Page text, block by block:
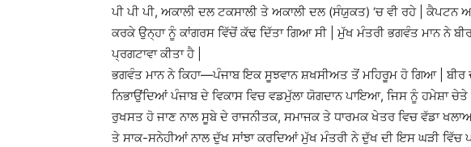
ਪੀ ਪੀ ਪੀ, ਅਕਾਲੀ ਦਲ ਟਕਸਾਲੀ ਤੇ ਅਕਾਲੀ ਦਲ (ਸੰਯੁਕਤ) ‘ਚ ਵੀ ਰਹੇ | ਕੈਪਟਨ
ਕਰਕੇ ਉਨ੍ਹਾ ਨੂੰ ਕਾਂਗਰਸ ਵਿੱਚੋਂ ਕੱਢ ਦਿੱਤਾ ਗਿਆ ਸੀ | ਮੁੱਖ ਮੰਤਰੀ ਭਗਵੰਤ ਮਾਨ ਨੇ
ਪ੍ਰਗਟਾਵਾ ਕੀਤਾ ਹੈ |
ਭਗਵੰਤ ਮਾਨ ਨੇ ਕਿਹਾ—ਪੰਜਾਬ ਇਕ ਸੂਝਵਾਨ ਸ਼ਖਸੀਅਤ ਤੋਂ ਮਹਿਰੂਮ ਹੋ ਗਿਆ |
ਨਿਭਾਉਂਦਿਆਂ ਪੰਜਾਬ ਦੇ ਵਿਕਾਸ ਵਿਚ ਵਡਮੁੱਲਾ ਯੋਗਦਾਨ ਪਾਇਆ, ਜਿਸ ਨੂੰ ਹਮੇਸ਼ਾ
ਰੁਖਸਤ ਹੋ ਜਾਣ ਨਾਲ ਸੂਬੇ ਦੇ ਰਾਜਨੀਤਕ, ਸਮਾਜਕ ਤੇ ਧਾਰਮਕ ਖੇਤਰ ਵਿਚ ਵੱਡਾ
ਤੇ ਸਾਕ-ਸਨੇਹੀਆਂ ਨਾਲ ਦੁੱਖ ਸਾਂਝਾ ਕਰਦਿਆਂ ਮੁੱਖ ਮੰਤਰੀ ਨੇ ਦੁੱਖ ਦੀ ਇਸ ਘੜੀ ਵਿੱਚ